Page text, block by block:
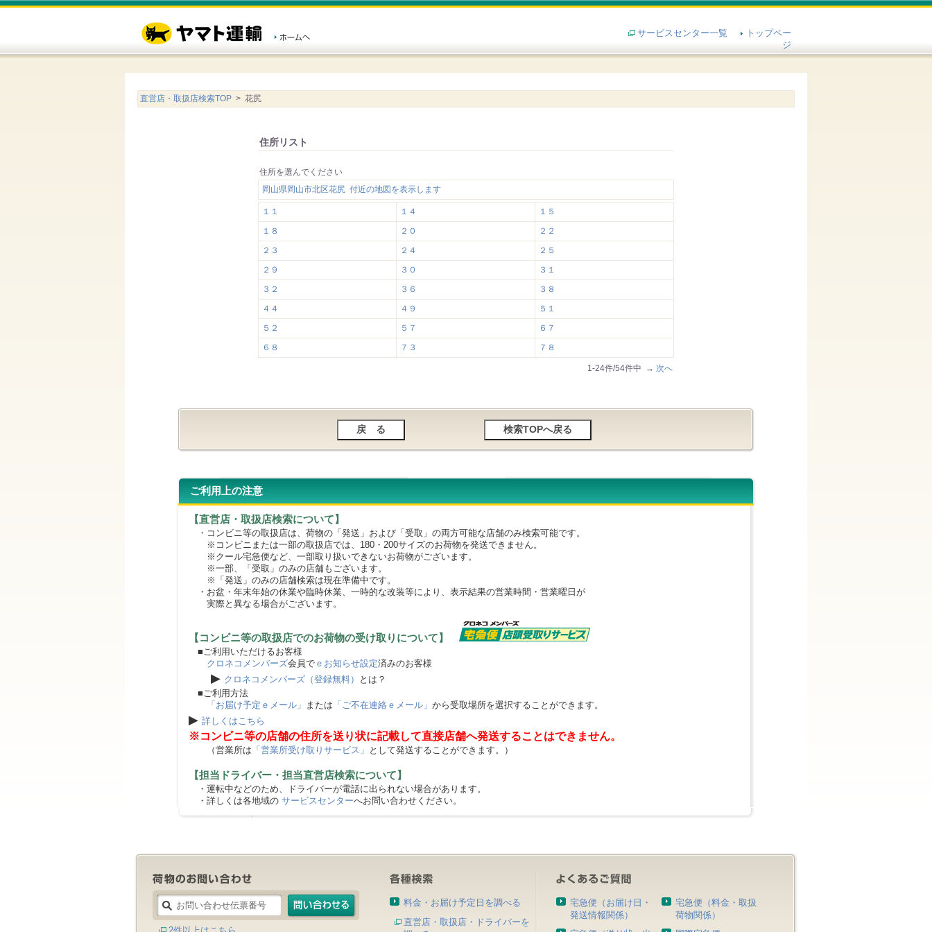
サービスセンター一覧
トップペー
ジ
直営店・取扱店検索TOP > 花尻
住所リスト
住所を選んでください
岡山県岡山市北区花尻 付近の地図を表示します
１１ １４
１５
１８
２０
２２
２３
２４
２５
２９
３０
３１
３２
３６
３８
４４
４９
５１
５２
５７
６７
６８
７３ ７８
1-24件/54件中 → 次へ
ご利用上の注意
【直営店・取扱店検索について】
・コンビニ等の取扱店は、荷物の「発送」および「受取」の両方可能な店舗のみ検索可能です。
※コンビニまたは一部の取扱店では、180・200サイズのお荷物を発送できません。
※クール宅急便など、一部取り扱いできないお荷物がございます。
※一部、「受取」のみの店舗もございます。
※「発送」のみの店舗検索は現在準備中です。
・お盆・年末年始の休業や臨時休業、一時的な改装等により、表示結果の営業時間・営業曜日が
実際と異なる場合がございます。
【コンビニ等の取扱店でのお荷物の受け取りについて】
■ご利用いただけるお客様
クロネコメンバーズ会員で ｅお知らせ設定済みのお客様
▶ クロネコメンバーズ（登録無料）
とは？
■ご利用方法
「お届け予定ｅメール」 または 「ご不在連絡ｅメール」 から受取場所を選択することができます。
▶ 詳しくはこちら
※コンビニ等の店舗の住所を送り状に記載して直接店舗へ発送することはできません。
（営業所は 「営業所受け取りサービス」 として発送することができます。）
【担当ドライバー・担当直営店検索について】
・運転中などのため、ドライバーが電話に出られない場合があります。
・詳しくは各地域の サービスセンターへお問い合わせください。
料金・お届け予定日を調べる
直営店・取扱店・ドライバーを
宅急便（お届け日・
発送情報関係）
宅急便（料金・取扱
荷物関係）